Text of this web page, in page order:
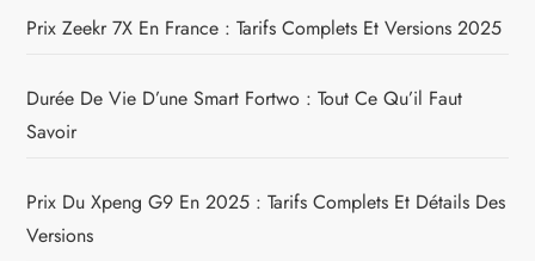
Prix Zeekr 7X En France : Tarifs Complets Et Versions 2025
Durée De Vie D’une Smart Fortwo : Tout Ce Qu’il Faut
Savoir
Prix Du Xpeng G9 En 2025 : Tarifs Complets Et Détails Des
Versions